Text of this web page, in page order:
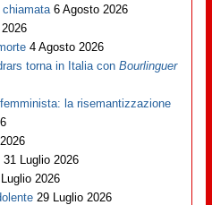
chiamata 6 Agosto 2026
4 Agosto 2026
torna in Italia conBourlinguer
la risemantizzazione
31 Luglio 2026
2026
29 Luglio 2026